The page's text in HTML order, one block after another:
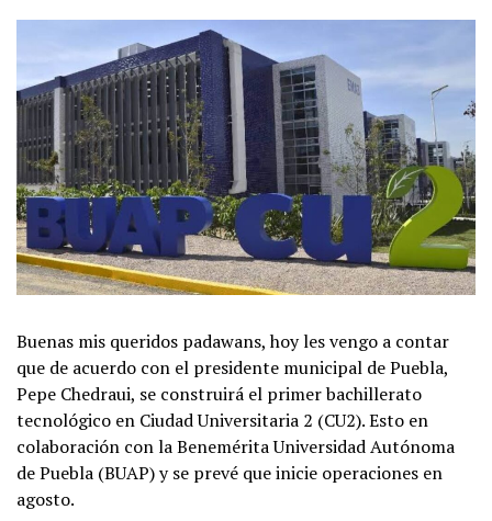
Buenas mis queridos padawans, hoy les vengo a contar
que de acuerdo con el presidente municipal de Puebla,
Pepe Chedraui, se construirá el primer bachillerato
tecnológico en Ciudad Universitaria 2 (CU2). Esto en
colaboración con la Benemérita Universidad Autónoma
de Puebla (BUAP) y se prevé que inicie operaciones en
agosto.